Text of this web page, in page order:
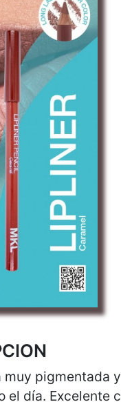
muy pigmentada
el día. Excelente